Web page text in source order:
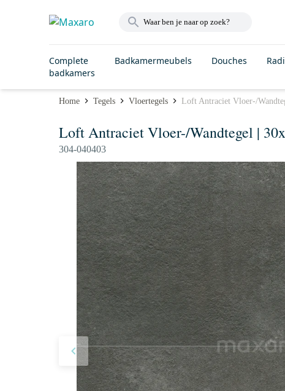
Complete
badkamers
Badkamermeubels Douches
Home Tegels Vloertegels Loft Antraciet Vloer-/
Loft Antraciet Vloer-/Wandtegel |
304-040403